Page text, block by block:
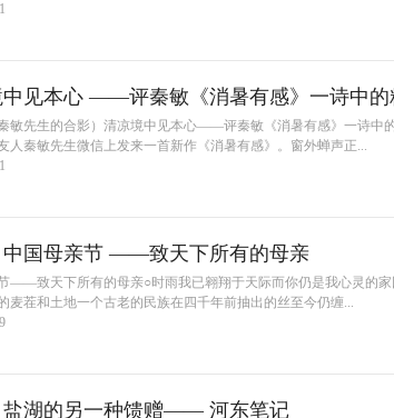
清凉境中见本心 ——评秦敏《消暑有感》一诗
秦敏先生的合影）清凉境中见本心——评秦敏《消暑有感》一诗中
人秦敏先生微信上发来一首新作《消暑有感》。窗外蝉声正...
中国母亲节 ——致天下所有的母亲
——致天下所有的母亲○时雨我已翱翔于天际而你仍是我心灵的
麦茬和土地一个古老的民族在四千年前抽出的丝至今仍缠...
盐湖的另一种馈赠—— 河东笔记